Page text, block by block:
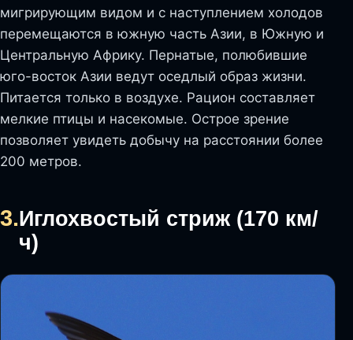
мигрирующим видом и с наступлением холодов
перемещаются в южную часть Азии, в Южную и
Центральную Африку. Пернатые, полюбившие
юго-восток Азии ведут оседлый образ жизни.
Питается только в воздухе. Рацион составляет
мелкие птицы и насекомые. Острое зрение
позволяет увидеть добычу на расстоянии более
200 метров.
3.Иглохвостый стриж (170 км/
ч)